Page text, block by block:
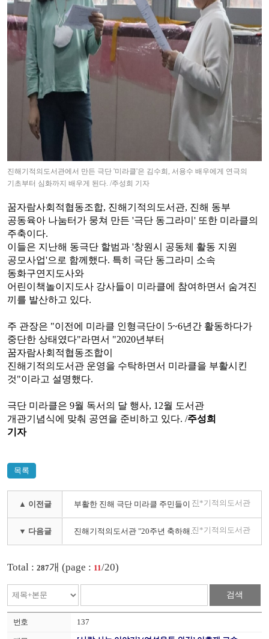
진해기적의도서관에서 만든 극단 '미라클'은 김수희 , 서용수 배우에게 연극의
기초부터 심화까지 배우게 된다. /주성희 기자
꿈자람사회적협동조합, 진해기적의도서관, 진해 동부
공동육아 나눔터가 뭉쳐 만든 '극단 동그라미 ' 또한 미라클의
주축이다.
이들은 지난해 동극단 할범과 '창원시 공동체 활동 지원
공모사업'으로 함께했다. 특히 극단 동그라미 소속
동화구연지도사와
어린이책놀이지도사 강사들이 미라클에 참여하면서 숨겨진
끼를 발산하고 있다.
주 관장은 "이전에 미라클 인형극단이 5~6년간 활동하다가
중단한 상태였다"라면서 "2020년부터
꿈자람사회적협동조합이
진해기적의도서관 운영을 수탁하면서 미라클을 부활시킨
것"이라고 설명했다.
극단 미라클은 9월 독서의 달 행사, 12월 도서관
개관기념식에 맞춰 공연을 준비하고 있다. /주성희
기자
목록
▲ 이전글 부활한 진해 극단 미라클 주민들이 만들어낸 '기적'(24-03-20 경남도민일보)
진*기적의도서관
▼ 다음글 진해기적의도서관 "20주년 축하해주세요" 9일 기념식 개최(노컷뉴스 2023.12.8)
진*기적의도서관
Total : 287개 (page : 11/20)
검색
137